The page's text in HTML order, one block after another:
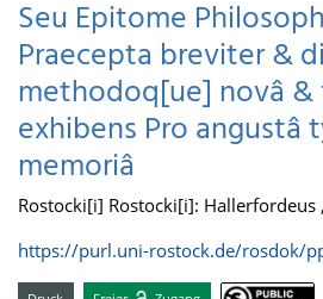
Seu Epitome
Praecepta breviter &
methodoq[ue] novâ
exhibens Pro angustâ
memoriâ
Rostocki[i] Rostocki[i]: Hallerfordeus
https://purl.uni-rostock.de/rosdok/